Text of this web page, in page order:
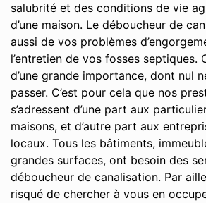
salubrité et des conditions de vie
d’une maison. Le déboucheur de
aussi de vos problèmes
l’entretien de vos fosses septiques.
d’une grande importance, dont nul
passer. C’est pour cela que nos
s’adressent d’une part aux
maisons, et d’autre part aux
locaux. Tous les bâtiments,
grandes surfaces, ont besoin des
déboucheur de canalisation. Par
risqué de chercher à vous en